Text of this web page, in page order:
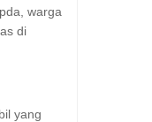
warga
di
yang